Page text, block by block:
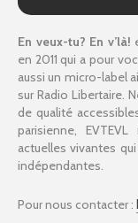
En veux-tu? En v’là!
en 2011 qui a pour
aussi un micro-label
sur Radio Libertaire.
de qualité
parisienne,
actuelles vivantes
indépendantes.
Pour nous contacter :